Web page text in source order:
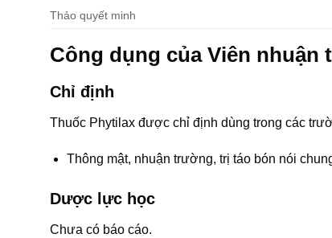
Thảo quyết minh
Công dụng của Viên nhuận
Chỉ định
Thuốc Phytilax được chỉ định dùng trong các
Thông mật, nhuận trường, trị táo bón nói
Dược lực học
Chưa có báo cáo.